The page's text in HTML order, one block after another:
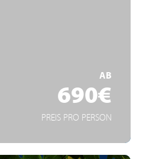
AB
690€
PREIS PRO PERSON